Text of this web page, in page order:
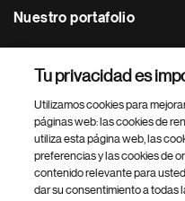
Nuestro portafolio
Footer Site Search
Tu privacidad es
Utilizamos cookies para
páginas web: las cookies de
utiliza esta página web, las
preferencias y las cookies de
contenido relevante para
dar su consentimiento a todas